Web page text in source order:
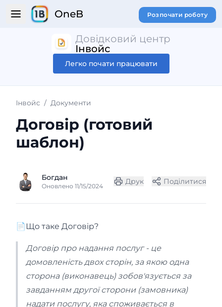
OneB Розпочати роботу
Довідковий центр
Інвойс
Легко почати працювати
Інвойс / Документи
Договір (готовий
шаблон)
Богдан
Оновлено 11/15/2024
Друк Поділитися
📄Що таке Договір?
Договір про надання послуг - це
домовленість двох сторін, за якою одна
сторона (виконавець) зобов'язується за
завданням другої сторони (замовника)
надати послугу, яка споживається в